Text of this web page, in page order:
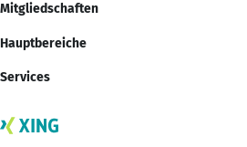
Mitgliedschaften
Hauptbereiche
Services